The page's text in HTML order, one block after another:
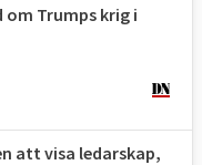
Trumps krig i
att visa ledarskap,